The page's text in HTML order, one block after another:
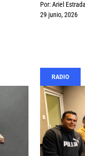
Por:Ariel Estrada
29 junio, 2026
RADIO